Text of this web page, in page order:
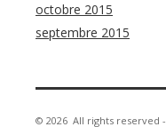
octobre 2015
septembre 2015
© 2026 All rights reserved -